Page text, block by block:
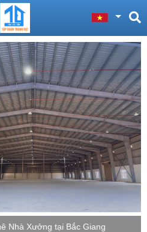
Xưởng tại Bắc Giang